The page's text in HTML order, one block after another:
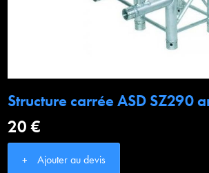
Structure carrée ASD SZ290
20 €
Ajouter au devis